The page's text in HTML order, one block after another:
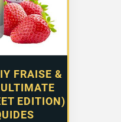
FRAISE &
EDITION)